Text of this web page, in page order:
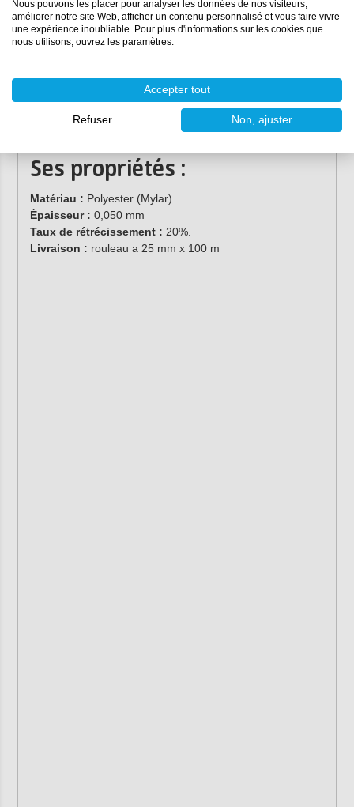
Convient pour des températures de durcissement
allant jusqu'à 165°C
cellules" sur la pièce durcie.
Souvent utilisé pour consolider les tuyaux composites,
les tubes flexibles et les tuyaux en silicone pendant le
Ses propriétés :
Matériau : Polyester (Mylar)
Épaisseur : 0,050 mm
Taux de rétrécissement : 20%.
Livraison : rouleau a 25 mm x 100 m
Nous pouvons les placer pour analyser les données de nos visiteurs,
améliorer notre site Web, afficher un contenu personnalisé et vous faire vivre
une expérience inoubliable. Pour plus d'informations sur les cookies que
nous utilisons, ouvrez les paramètres.
Accepter tout
Refuser Non, ajuster